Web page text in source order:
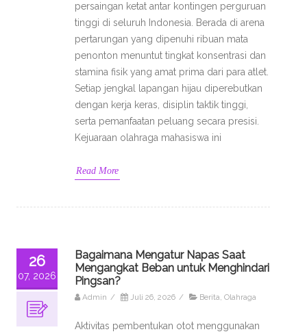
persaingan ketat antar kontingen perguruan
tinggi di seluruh Indonesia. Berada di arena
pertarungan yang dipenuhi ribuan mata
penonton menuntut tingkat konsentrasi dan
stamina fisik yang amat prima dari para atlet.
Setiap jengkal lapangan hijau diperebutkan
dengan kerja keras, disiplin taktik tinggi,
serta pemanfaatan peluang secara presisi.
Kejuaraan olahraga mahasiswa ini
Read More
26
07, 2026
Bagaimana Mengatur Napas Saat
Mengangkat Beban untuk Menghindari
Pingsan?
Admin / Juli 26, 2026 / Berita, Olahraga
Aktivitas pembentukan otot menggunakan